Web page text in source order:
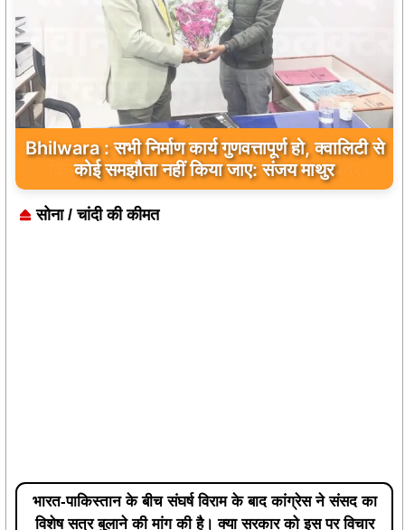
Bhilwara : सभी निर्माण कार्य गुणवत्तापूर्ण हो, क्वालिटी से
कोई समझौता नहीं किया जाए: संजय माथुर
सोना / चांदी की कीमत
भारत-पाकिस्तान के बीच संघर्ष विराम के बाद कांग्रेस ने संसद का
विशेष सत्र बुलाने की मांग की है। क्या सरकार को इस पर विचार